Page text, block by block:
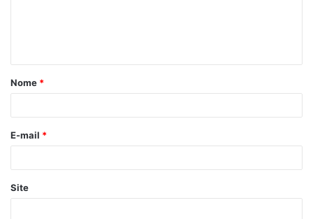
á
r
*
Nome *
E-mail *
Site